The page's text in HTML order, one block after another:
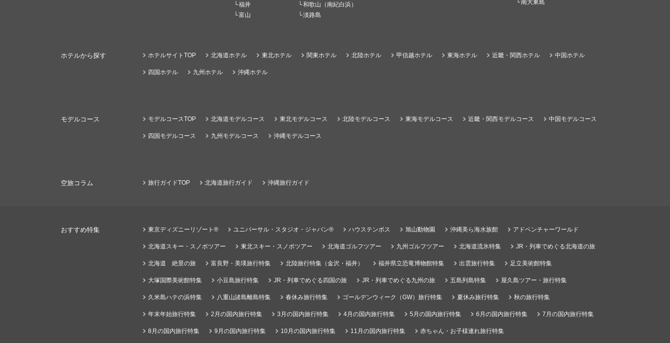
福井
富山
和歌山（南紀白浜）
淡路島
南大東島
ホテルから探す ホテルサイトTOP 北海道ホテル 東北ホテル 関東ホテル 北陸ホテル 甲信越ホテル 東海ホテル 近畿・関西ホテル 中国ホテル
四国ホテル 九州ホテル 沖縄ホテル
モデルコース モデルコースTOP 北海道モデルコース 東北モデルコース 北陸モデルコース 東海モデルコース 近畿・関西モデルコース 中国モデルコース
四国モデルコース 九州モデルコース 沖縄モデルコース
空旅コラム 旅行ガイドTOP 北海道旅行ガイド 沖縄旅行ガイド
おすすめ特集 東京ディズニーリゾート® ユニバーサル・スタジオ・ジャパン® ハウステンボス 旭山動物園 沖縄美ら海水族館 アドベンチャーワールド
北海道スキー・スノボツアー 東北スキー・スノボツアー 北海道ゴルフツアー 九州ゴルフツアー 北海道流氷特集 JR・列車でめぐる北海道の旅
北海道 絶景の旅 富良野・美瑛旅行特集 北陸旅行特集（金沢・福井） 福井県立恐竜博物館特集 出雲旅行特集 足立美術館特集
大塚国際美術館特集 小豆島旅行特集 JR・列車でめぐる四国の旅 JR・列車でめぐる九州の旅 五島列島特集 屋久島ツアー・旅行特集
久米島ハテの浜特集 八重山諸島離島特集 春休み旅行特集 ゴールデンウィーク（GW）旅行特集 夏休み旅行特集 秋の旅行特集
年末年始旅行特集 2月の国内旅行特集 3月の国内旅行特集 4月の国内旅行特集 5月の国内旅行特集 6月の国内旅行特集 7月の国内旅行特集
8月の国内旅行特集 9月の国内旅行特集 10月の国内旅行特集 11月の国内旅行特集 赤ちゃん・お子様連れ旅行特集